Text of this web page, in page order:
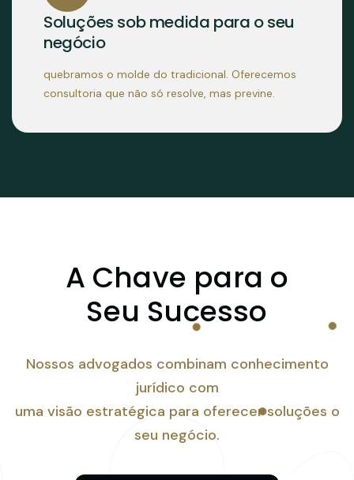
Soluções sob medida para o seu
negócio
quebramos o molde do tradicional. Oferecemos
consultoria que não só resolve, mas previne.
A Chave para o
Seu Sucesso
Nossos advogados combinam conhecimento
jurídico com
uma visão estratégica para oferecer soluções o
seu negócio.